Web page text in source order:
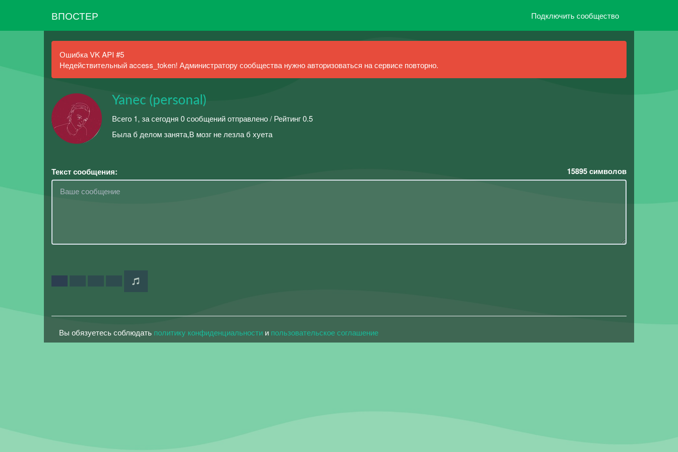
ВПОСТЕР Подключить сообщество
Ошибка VK API #5
Недействительный access_token! Администратору сообщества нужно авторизоваться на сервисе повторно.
Yanec (personal)
Всего 1, за сегодня 0 сообщений отправлено / Рейтинг 0.5
Была б делом занята,В мозг не лезла б хуета
Текст сообщения: 15895символов
Вы обязуетесь соблюдать политику конфиденциальности и пользовательское соглашение